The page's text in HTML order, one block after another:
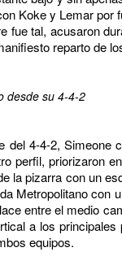
Koke y Lemar
fue tal, acusaron
reparto de
desde su 4-4-2
del 4-4-2, Simeone
perfil, priorizaron
la pizarra con un
Metropolitano
entre el medio
a los
equipos.